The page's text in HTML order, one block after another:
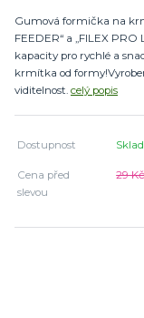
Gumová formička na
FEEDER“ a „FILEX
kapacity pro rychlé a
krmítka od
viditelnost. celý popis
Dostupnost
Cena před
slevou
29